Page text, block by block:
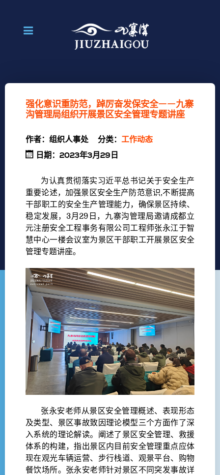
强化意识重防范，踔厉奋发保安全——九寨
沟管理局组织开展景区安全管理专题讲座
作者： 组织人事处 分类： 工作动态
日期：2023年3月29日
为认真贯彻落实习近平总书记关于安全生产
重要论述，加强景区安全生产防范意识,不断提高
干部职工的安全生产管理能力，确保景区持续、
稳定发展，3月29日，九寨沟管理局邀请成都立
元注册安全工程事务有限公司工程师张永江于智
慧中心一楼会议室为景区干部职工开展景区安全
管理专题讲座。
张永安老师从景区安全管理概述、表现形态
及类型、景区事故致因理论模型三个方面作了深
入系统的理论解读。阐述了景区安全管理、救援
体系的构建，指出景区内目前安全管理重点应体
现在观光车辆运营、步行栈道、观景平台、购物
餐饮场所。张永安老师针对景区不同突发事故详